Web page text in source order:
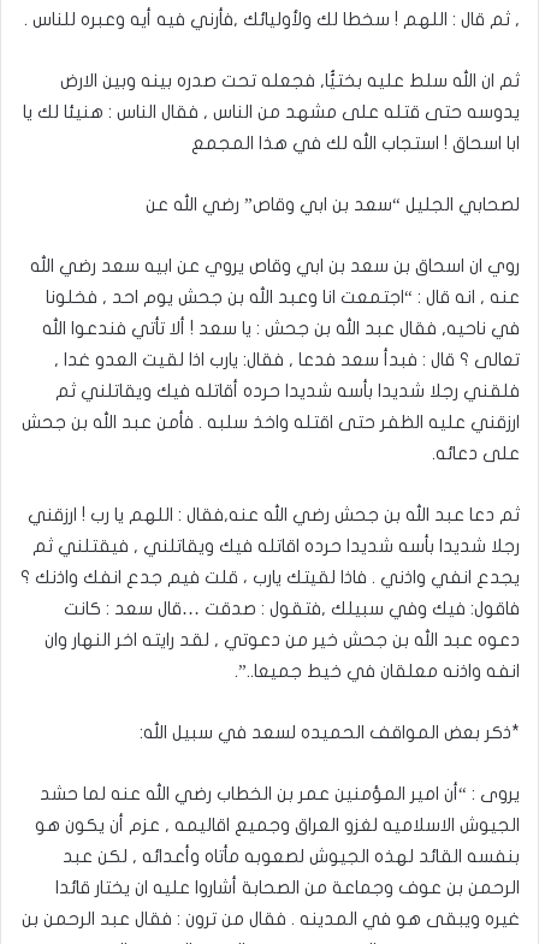
, ثم قال : اللهم ! سخطا لك ولأوليائك ,فأرني فيه أيه وعبره للناس .
ثم ان الله سلط عليه بختيٌُا, فجعله تحت صدره بينه وبين الارض
يدوسه حتى قتله على مشهد من الناس , فقال الناس : هنيئا لك يا
ابا اسحاق ! استجاب الله لك في هذا المجمع
لصحابي الجليل “سعد بن ابي وقاص” رضي الله عن
روي ان اسحاق بن سعد بن ابي وقاص يروي عن ابيه سعد رضي الله
عنه , انه قال : “اجتمعت انا وعبد الله بن جحش يوم احد , فخلونا
في ناحيه, فقال عبد الله بن جحش : يا سعد ! ألا تأتي فندعوا الله
تعالى ؟ قال : فبدأ سعد فدعا , فقال: يارب اذا لقيت العدو غدا ,
فلقني رجلا شديدا بأسه شديدا حرده أقاتله فيك ويقاتلني ثم
ارزقني عليه الظفر حتى اقتله واخذ سلبه . فأمن عبد الله بن جحش
على دعائه.
ثم دعا عبد الله بن جحش رضي الله عنه,فقال : اللهم يا رب ! ارزقني
رجلا شديدا بأسه شديدا حرده اقاتله فيك ويقاتلني , فيقتلني ثم
يجدع انفي واذني . فاذا لقيتك يارب ، قلت فيم جدع انفك واذنك ؟
فاقول: فيك وفي سبيلك ,فتقول : صدقت …قال سعد : كانت
دعوه عبد الله بن جحش خير من دعوتي , لقد رايته اخر النهار وان
انفه واذنه معلقان في خيط جميعا..”.
*ذكر بعض المواقف الحميده لسعد في سبيل الله:
يروى : “أن امير المؤمنين عمر بن الخطاب رضي الله عنه لما حشد
الجيوش الاسلاميه لغزو العراق وجميع اقاليمه , عزم أن يكون هو
بنفسه القائد لهذه الجيوش لصعوبه مأتاه وأعدائه , لكن عبد
الرحمن بن عوف وجماعة من الصحابة أشاروا عليه ان يختار قائدا
غيره ويبقى هو في المدينه . فقال من ترون : فقال عبد الرحمن بن